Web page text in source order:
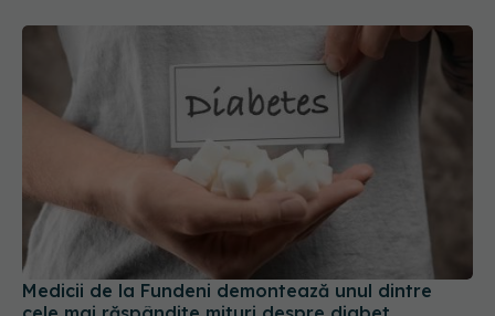
Medicii de la Fundeni demontează unul dintre